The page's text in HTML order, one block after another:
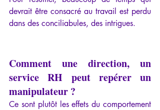
devrait être consacré au travail est perdu
dans des conciliabules, des intrigues.
Comment une direction, un
service RH peut repérer un
manipulateur ?
Ce sont plutôt les effets du comportement